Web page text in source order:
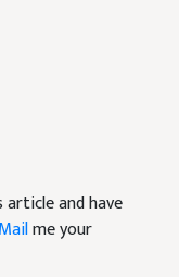
article and have
Mailme your